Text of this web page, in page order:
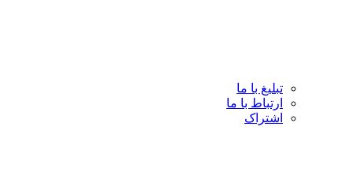
تبلیغ با ما
ارتباط با ما
اشتراک